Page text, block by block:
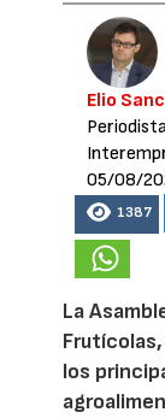
Elio
05/08/
1387
La
los